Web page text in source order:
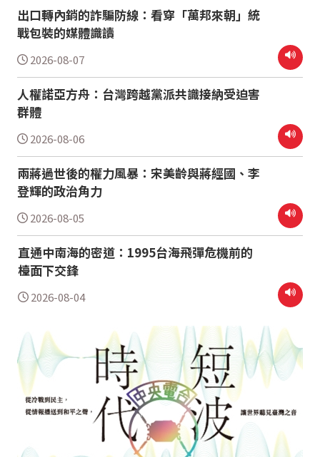
出口轉內銷的詐騙防線：看穿「萬邦來朝」統
戰包裝的媒體識讀
2026-08-07
人權諾亞方舟：台灣跨越黨派共識接納受迫害
群體
2026-08-06
兩蔣過世後的權力風暴：宋美齡與蔣經國、李
登輝的政治角力
2026-08-05
直通中南海的密道：1995台海飛彈危機前的
檯面下交鋒
2026-08-04